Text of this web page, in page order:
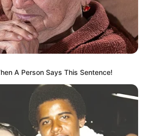
A Person Says This Sentence!